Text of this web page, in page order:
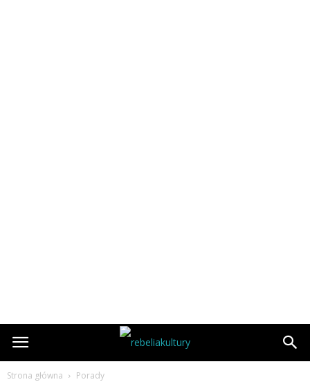
Strona główna Porady